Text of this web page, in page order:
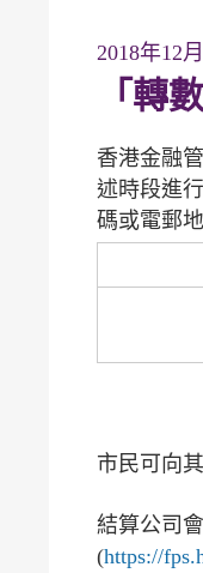
2018年12
「轉
香港金融
述時段進
碼或電郵
市民可向
結算公司
(https://